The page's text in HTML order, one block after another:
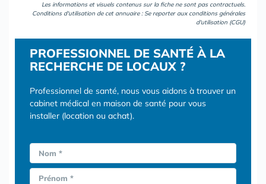
Les informations et visuels contenus sur la fiche ne sont pas contractuels.
Conditions d'utilisation de cet annuaire : Se reporter aux conditions générales
d'utilisation (CGU)
PROFESSIONNEL DE SANTÉ À LA
RECHERCHE DE LOCAUX ?
Professionnel de santé, nous vous aidons à trouver un
cabinet médical en maison de santé pour vous
installer (location ou achat).
Nom *
Prénom *